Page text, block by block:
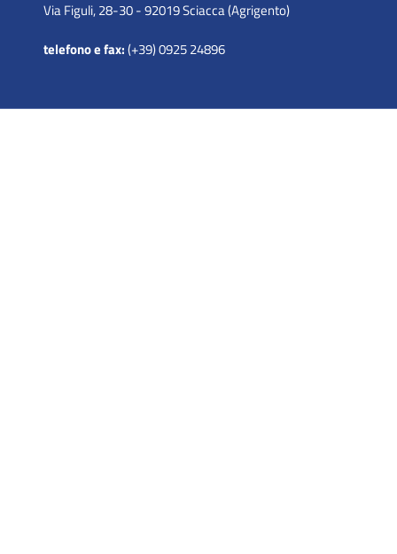
Via Figuli, 28-30 - 92019 Sciacca (Agrigento)
telefono e fax:(+39) 0925 24896